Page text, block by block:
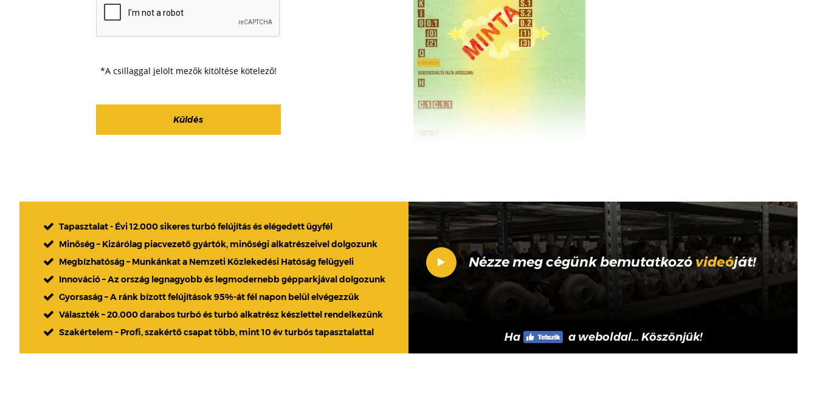
*A csillaggal jelölt mezők kitöltése kötelező!
Tapasztalat - Évi 12.000 sikeres turbó felújítás és elégedett ügyfél
Minőség – Kizárólag piacvezető gyártók, minőségi alkatrészeivel dolgozunk
Megbízhatóság – Munkánkat a Nemzeti Közlekedési Hatóság felügyeli
Innováció – Az ország legnagyobb és legmodernebb gépparkjával dolgozunk
Gyorsaság – A ránk bízott felújítások 95%-át fél napon belül elvégezzük
Választék – 20.000 darabos turbó és turbó alkatrész készlettel rendelkezünk
Szakértelem – Profi, szakértő csapat több, mint 10 év turbós tapasztalattal
Nézze meg cégünk bemutatkozóvideóját!
Ha a weboldal... Köszönjük!